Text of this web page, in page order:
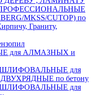
MKSS/CUTOP) по
Граниту,
для АЛМАЗНЫХ и
для
по бетону
для